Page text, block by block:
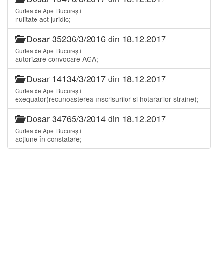
Curtea de Apel București
nulitate act juridic;
Dosar 35236/3/2016 din 18.12.2017
Curtea de Apel București
autorizare convocare AGA;
Dosar 14134/3/2017 din 18.12.2017
Curtea de Apel București
exequator(recunoasterea înscrisurilor si hotarârilor straine);
Dosar 34765/3/2014 din 18.12.2017
Curtea de Apel București
acţiune în constatare;